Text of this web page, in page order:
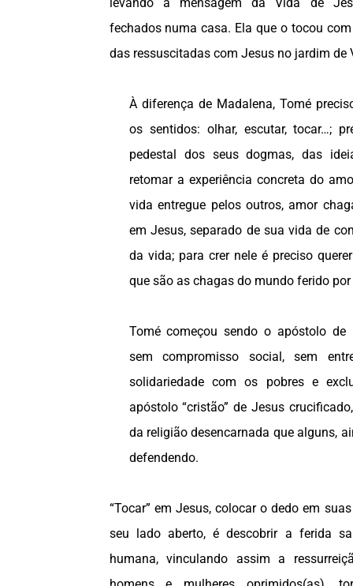
fechados numa casa. Ela que o tocou
das ressuscitadas com Jesus no jardim de
À diferença de Madalena, Tomé
os sentidos: olhar, escutar, tocar…;
pedestal dos seus dogmas, das
retomar a experiência concreta do
vida entregue pelos outros, amor
em Jesus, separado de sua vida de
da vida; para crer nele é preciso
que são as chagas do mundo ferido
Tomé começou sendo o apóstolo de
sem compromisso social, sem
solidariedade com os pobres e
apóstolo “cristão” de Jesus
da religião desencarnada que alguns,
defendendo.
“Tocar” em Jesus, colocar o dedo em
seu lado aberto, é descobrir a ferida
humana, vinculando assim a